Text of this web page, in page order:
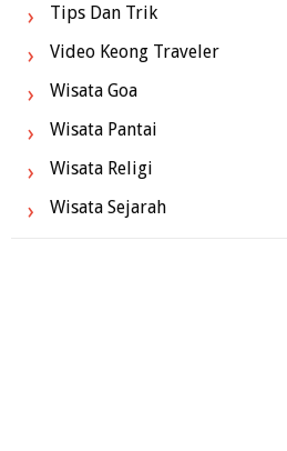
Tips Dan Trik
Video Keong Traveler
Wisata Goa
Wisata Pantai
Wisata Religi
Wisata Sejarah